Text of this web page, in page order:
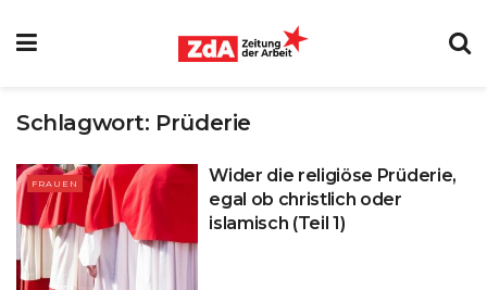
Schlagwort: Prüderie
FRAUEN
Wider die religiöse Prüderie,
egal ob christlich oder
islamisch (Teil 1)